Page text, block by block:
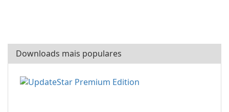
Downloads mais populares